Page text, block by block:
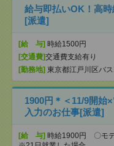
給与即払いOK！高
[派遣]
[給 与] 時給1500円
[交通費]交通費支給有り
[勤務地] 東京都江戸川区バ
1900円＊＜11/9開始
入力のお仕事[派遣]
[給 与] 時給1900円 〇モ